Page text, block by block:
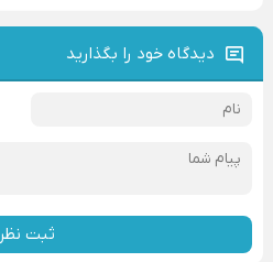
دیدگاه خود را بگذارید
ثبت نظر